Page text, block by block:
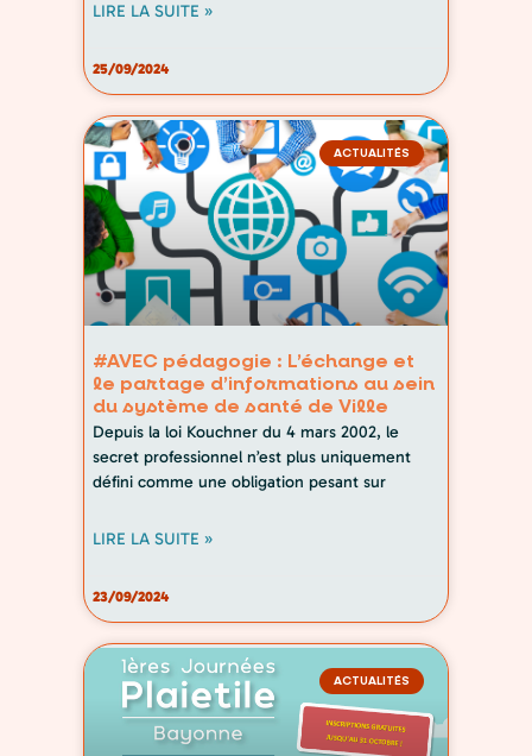
LIRE LA SUITE »
25/09/2024
ACTUALITÉS
#AVEC pédagogie : L’échange et
le partage d’informations au sein
du système de santé de Ville
Depuis la loi Kouchner du 4 mars 2002, le
secret professionnel n’est plus uniquement
défini comme une obligation pesant sur
LIRE LA SUITE »
23/09/2024
ACTUALITÉS